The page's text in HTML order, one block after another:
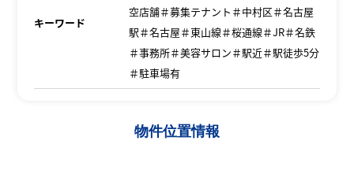
キーワード
空店舗＃募集テナント＃中村区＃名古屋
駅＃名古屋＃東山線＃桜通線＃JR＃名鉄
＃事務所＃美容サロン＃駅近＃駅徒歩5分
＃駐車場有
物件位置情報